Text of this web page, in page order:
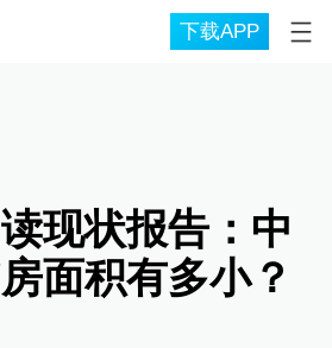
下载APP
现状报告：中
面积有多小？